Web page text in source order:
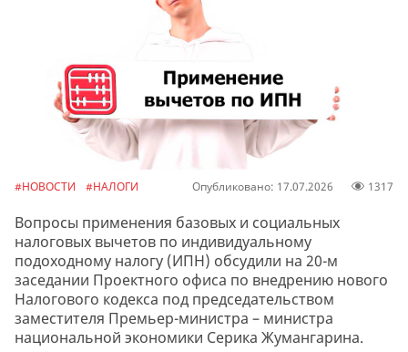
#НОВОСТИ #НАЛОГИ Опубликовано: 17.07.2026 1317
Вопросы применения базовых и социальных
налоговых вычетов по индивидуальному
подоходному налогу (ИПН) обсудили на 20-м
заседании Проектного офиса по внедрению нового
Налогового кодекса под председательством
заместителя Премьер-министра – министра
национальной экономики Серика Жумангарина.